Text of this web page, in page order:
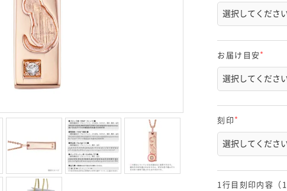
お届け目安
須
)
刻印
須
)
1行目刻印内容（